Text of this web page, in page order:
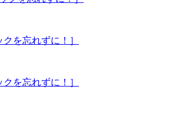
を忘れずに！］
を忘れずに！］